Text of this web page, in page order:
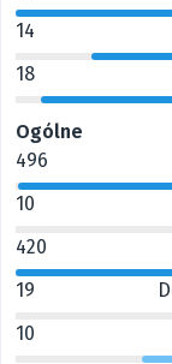
14
18
Ogólne
496
10
420
19
10